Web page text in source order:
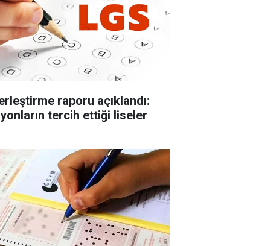
raporu açıklandı:
tercih ettiği liseler